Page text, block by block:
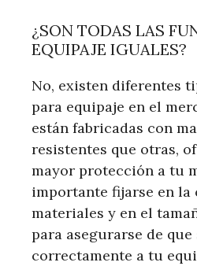
¿SON TODAS LAS
EQUIPAJE IGUALES?
No, existen diferentes
para equipaje en el
están fabricadas con
resistentes que otras,
mayor protección a tu
importante fijarse en la
materiales y en el
para asegurarse de que
correctamente a tu